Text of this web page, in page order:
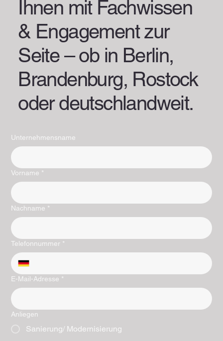
Ihnen mit Fachwissen
& Engagement zur
Seite – ob in Berlin,
Brandenburg, Rostock
oder deutschlandweit.
Unternehmensname
Vorname *
Nachname *
Telefonnummer *
E-Mail-Adresse *
Anliegen
Sanierung/ Modernisierung